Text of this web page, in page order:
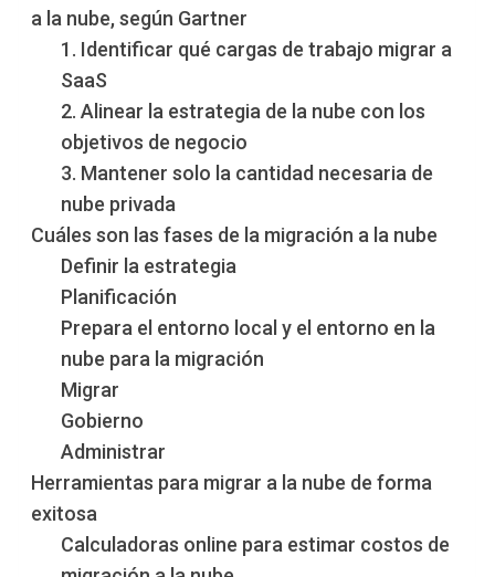
a la nube, según Gartner
1. Identificar qué cargas de trabajo migrar a
SaaS
2. Alinear la estrategia de la nube con los
objetivos de negocio
3. Mantener solo la cantidad necesaria de
nube privada
Cuáles son las fases de la migración a la nube
Definir la estrategia
Planificación
Prepara el entorno local y el entorno en la
nube para la migración
Migrar
Gobierno
Administrar
Herramientas para migrar a la nube de forma
exitosa
Calculadoras online para estimar costos de